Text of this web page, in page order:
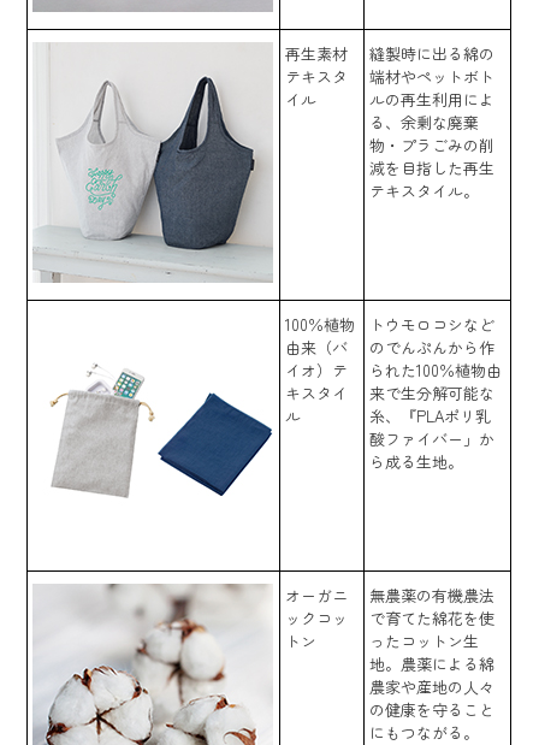
再生素材
テキスタ
イル
縫製時に出る綿の
端材やペットボト
ルの再生利用によ
る、余剰な廃棄
物・プラごみの削
減を目指した再生
テキスタイル。
100％植物
由来（バ
イオ）テ
キスタイ
ル
トウモロコシなど
のでんぷんから作
られた100％植物由
来で生分解可能な
糸、『PLAポリ乳
酸ファイバー」か
ら成る生地。
オーガニ
ックコッ
トン
無農薬の有機農法
で育てた綿花を使
ったコットン生
地。農薬による綿
農家や産地の人々
の健康を守ること
にもつながる。